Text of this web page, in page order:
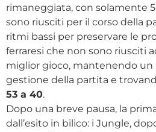
rimaneggiata, con solamente
sono riusciti per il corso della
ritmi bassi per preservare le
ferraresi che non sono riusciti
miglior gioco, mantenendo un
gestione della partita e
53 a 40.
Dopo una breve pausa, la
dall’esito in bilico: i Jungle,